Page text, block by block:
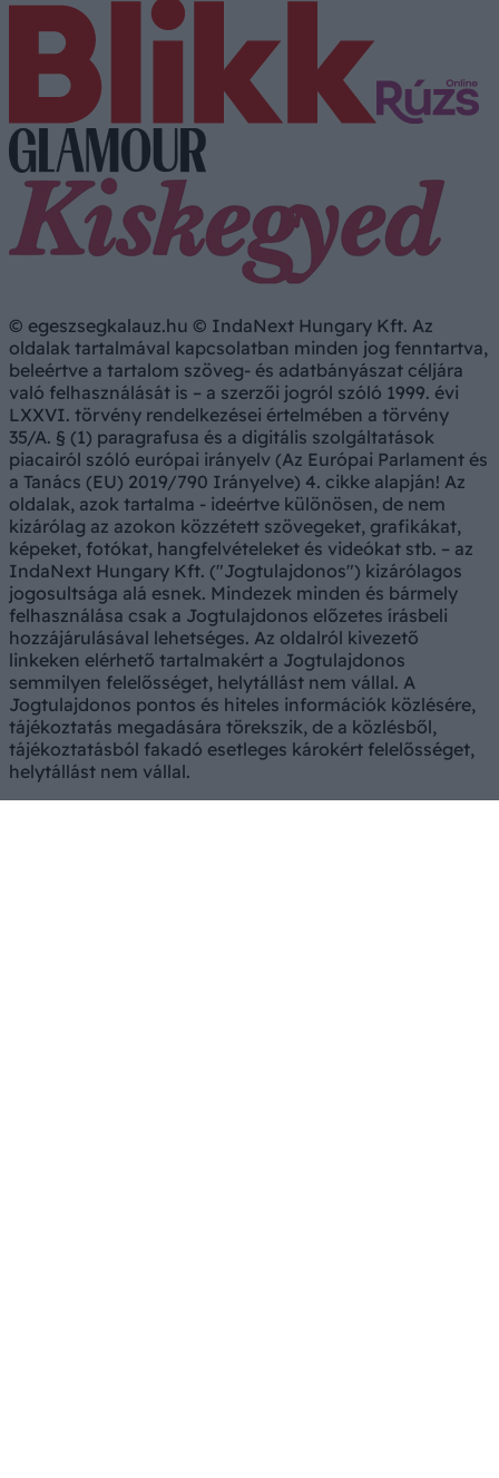
© egeszsegkalauz.hu © IndaNext Hungary Kft. Az
oldalak tartalmával kapcsolatban minden jog fenntartva,
beleértve a tartalom szöveg- és adatbányászat céljára
való felhasználását is – a szerzői jogról szóló 1999. évi
LXXVI. törvény rendelkezései értelmében a törvény
35/A. § (1) paragrafusa és a digitális szolgáltatások
piacairól szóló európai irányelv (Az Európai Parlament és
a Tanács (EU) 2019/790 Irányelve) 4. cikke alapján! Az
oldalak, azok tartalma - ideértve különösen, de nem
kizárólag az azokon közzétett szövegeket, grafikákat,
képeket, fotókat, hangfelvételeket és videókat stb. – az
IndaNext Hungary Kft. ("Jogtulajdonos") kizárólagos
jogosultsága alá esnek. Mindezek minden és bármely
felhasználása csak a Jogtulajdonos előzetes írásbeli
hozzájárulásával lehetséges. Az oldalról kivezető
linkeken elérhető tartalmakért a Jogtulajdonos
semmilyen felelősséget, helytállást nem vállal. A
Jogtulajdonos pontos és hiteles információk közlésére,
tájékoztatás megadására törekszik, de a közlésből,
tájékoztatásból fakadó esetleges károkért felelősséget,
helytállást nem vállal.